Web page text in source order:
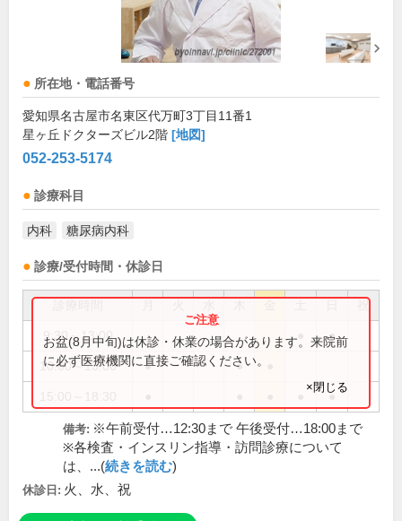
所在地・電話番号
愛知県名古屋市名東区代万町3丁目11番1
星ヶ丘ドクターズビル2階 [地図]
052-253-5174
診療科目
内科 糖尿病内科
診療/受付時間・休診日
祝
9:30～13:00 ●
10:00～13:00 ● ●
●
お盆(8月中旬)は休診・休業の場合があります。来院前
に必ず医療機関に直接ご確認ください。
×閉じる
備考: ※午前受付…12:30まで 午後受付…18:00まで
※各検査・インスリン指導・訪問診療について
は、...(続きを読む)
休診日: 火、水、祝